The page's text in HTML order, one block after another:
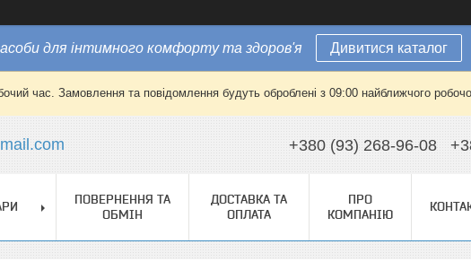
для інтимного комфорту та здоров'я Дивитися каталог
час. Замовлення та повідомлення будуть оброблені з 09:00 найближчого
+380 (93) 268-96-08
ПОВЕРНЕННЯ ТА
ОБМІН
ДОСТАВКА ТА
ОПЛАТА
ПРО
КОМПАНІЮ